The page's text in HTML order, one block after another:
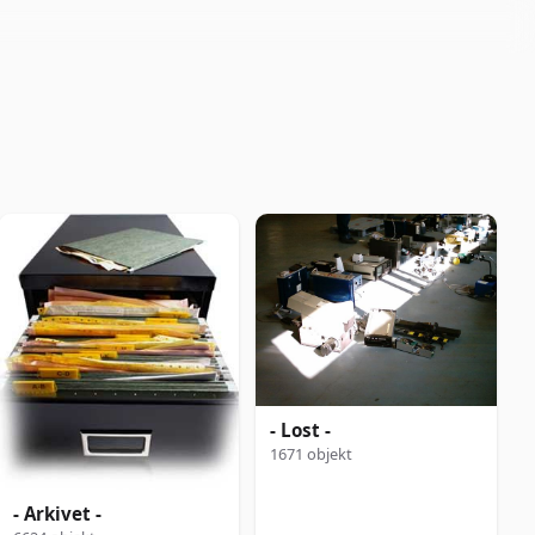
- Arkivet -
- Lost -
1671 objekt